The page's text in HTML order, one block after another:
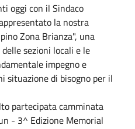
oggi con il Sindaco
la nostra
Zona Brianza", una
sezioni locali e le
impegno e
situazione di bisogno per il
partecipata camminata
- 3^ Edizione Memorial